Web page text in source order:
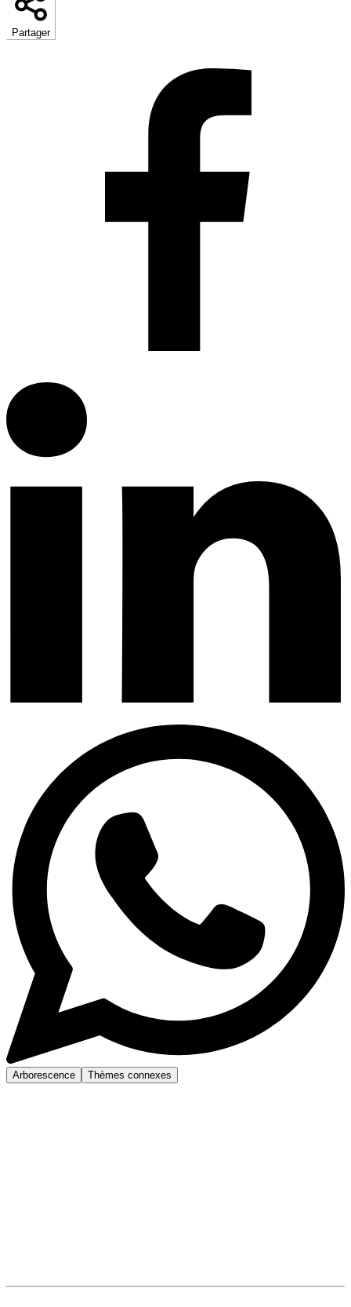
Partager
Arborescence Thèmes connexes